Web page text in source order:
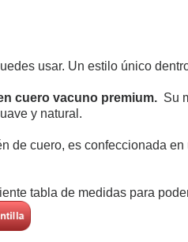
usar. Un estilo único
cuero vacuno premium. Su
y natural.
de cuero, es confeccionada
tabla de medidas para